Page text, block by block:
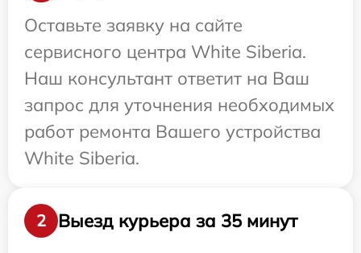
Оставьте заявку на сайте
сервисного центра White Siberia.
Наш консультант ответит на Ваш
запрос для уточнения необходимых
работ ремонта Вашего устройства
White Siberia.
2
Выезд курьера за 35 минут